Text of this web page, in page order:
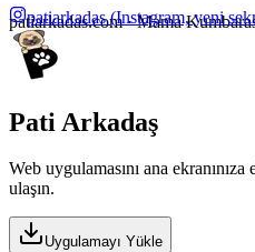
patiarkadas.com · Mama
patiarkadas(Instagram, yeni
Pati Arkadaş
Web uygulamasını ana
ulaşın.
Uygulamayı Yükle